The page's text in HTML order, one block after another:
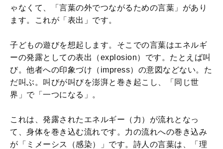
ゃなくて、「言葉の外でつながるための言葉」があり
ます。これが「表出」です。
子どもの遊びを想起します。そこでの言葉はエネルギ
ーの発露としての表出（explosion）です。たとえば叫
び。他者への印象づけ（impress）の意図などない。た
だ叫ぶ。叫びが叫びを澎湃と巻き起こし、「同じ世
界」で「一つになる」。
これは、発露されたエネルギー（力）が流れとなっ
て、身体を巻き込む流れです。力の流れへの巻き込み
が「ミメーシス（感染）」です。詩人の言葉は、「理